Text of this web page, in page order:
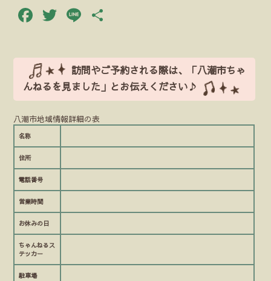
Facebook
Twitter
Line
訪問やご予約される際は、「八潮市ちゃ
んねるを見ました」とお伝えください♪
八潮市地域情報詳細の表
名称
住所
電話番号
営業時間
お休みの日
ちゃんねるス
テッカー
駐車場